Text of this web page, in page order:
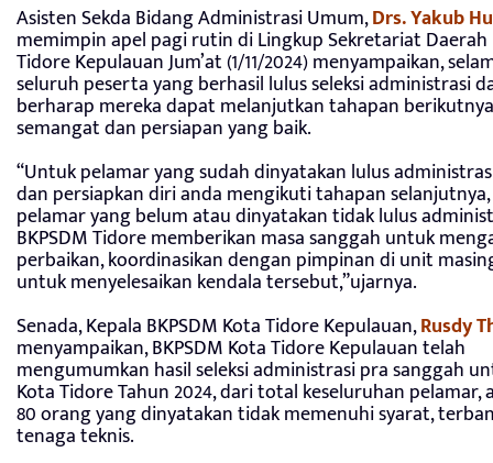
Asisten Sekda Bidang Administrasi Umum,Drs. Yakub
memimpin apel pagi rutin di Lingkup Sekretariat Daerah
Tidore Kepulauan Jum’at (1/11/2024) menyampaikan,
seluruh peserta yang berhasil lulus seleksi administrasi
berharap mereka dapat melanjutkan tahapan
semangat dan persiapan yang baik.
“Untuk pelamar yang sudah dinyatakan lulus
dan persiapkan diri anda mengikuti tahapan
pelamar yang belum atau dinyatakan tidak lulus
BKPSDM Tidore memberikan masa sanggah untuk
perbaikan, koordinasikan dengan pimpinan di unit
untuk menyelesaikan kendala tersebut,”ujarnya.
Senada, Kepala BKPSDM Kota Tidore Kepulauan,Rusdy
menyampaikan, BKPSDM Kota Tidore Kepulauan telah
mengumumkan hasil seleksi administrasi pra sanggah
Kota Tidore Tahun 2024, dari total keseluruhan pelamar,
80 orang yang dinyatakan tidak memenuhi syarat,
tenaga teknis.